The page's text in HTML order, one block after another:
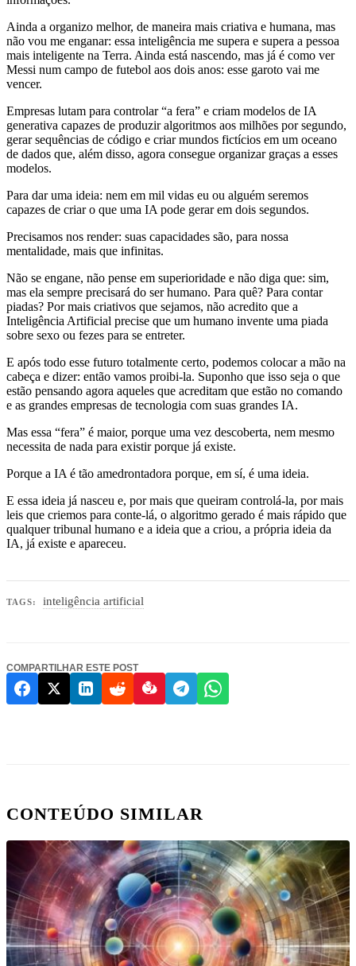
Ainda a organizo melhor, de maneira mais criativa e humana, mas
não vou me enganar: essa inteligência me supera e supera a pessoa
mais inteligente na Terra. Ainda está nascendo, mas já é como ver
Messi num campo de futebol aos dois anos: esse garoto vai me
vencer.
Empresas lutam para controlar “a fera” e criam modelos de IA
generativa capazes de produzir algoritmos aos milhões por segundo,
gerar sequências de código e criar mundos fictícios em um oceano
de dados que, além disso, agora consegue organizar graças a esses
modelos.
Para dar uma ideia: nem em mil vidas eu ou alguém seremos
capazes de criar o que uma IA pode gerar em dois segundos.
Precisamos nos render: suas capacidades são, para nossa
mentalidade, mais que infinitas.
Não se engane, não pense em superioridade e não diga que: sim,
mas ela sempre precisará do ser humano. Para quê? Para contar
piadas? Por mais criativos que sejamos, não acredito que a
Inteligência Artificial precise que um humano invente uma piada
sobre sexo ou fezes para se entreter.
E após todo esse futuro totalmente certo, podemos colocar a mão na
cabeça e dizer: então vamos proibi-la. Suponho que isso seja o que
estão pensando agora aqueles que acreditam que estão no comando
e as grandes empresas de tecnologia com suas grandes IA.
Mas essa “fera” é maior, porque uma vez descoberta, nem mesmo
necessita de nada para existir porque já existe.
Porque a IA é tão amedrontadora porque, em sí, é uma ideia.
E essa ideia já nasceu e, por mais que queiram controlá-la, por mais
leis que criemos para conte-lá, o algoritmo gerado é mais rápido que
qualquer tribunal humano e a ideia que a criou, a própria ideia da
IA, já existe e apareceu.
TAGS: inteligência artificial
COMPARTILHAR ESTE POST
CONTEÚDO SIMILAR